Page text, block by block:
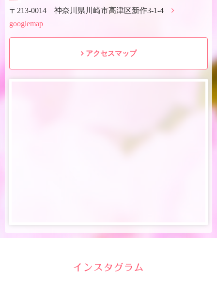
〒213-0014 神奈川県川崎市高津区新作3-1-4
googlemap
アクセスマップ
インスタグラム